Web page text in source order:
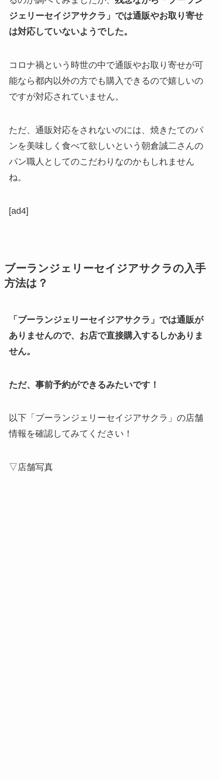
ジェリーセイジアサクラ」では通販やお取り寄せ
は対応していないようでした。
コロナ禍という時世の中で通販やお取り寄せが可
能なら都内以外の方でも購入できるので嬉しいの
ですが対応されていません。
ただ、通販対応をされないのには、焼きたてのパ
ンを美味しく食べて欲しいという朝倉誠二さんの
パン職人としてのこだわりなのかもしれません
ね。
[ad4]
ブーランジェリーセイジアサクラの入手
方法は？
「ブーランジェリーセイジアサクラ」では通販が
ありませんので、お店で直接購入するしかありま
せん。
ただ、事前予約ができるみたいです！
以下「ブーランジェリーセイジアサクラ」の店舗
情報を確認してみてください！
▽店舗写真